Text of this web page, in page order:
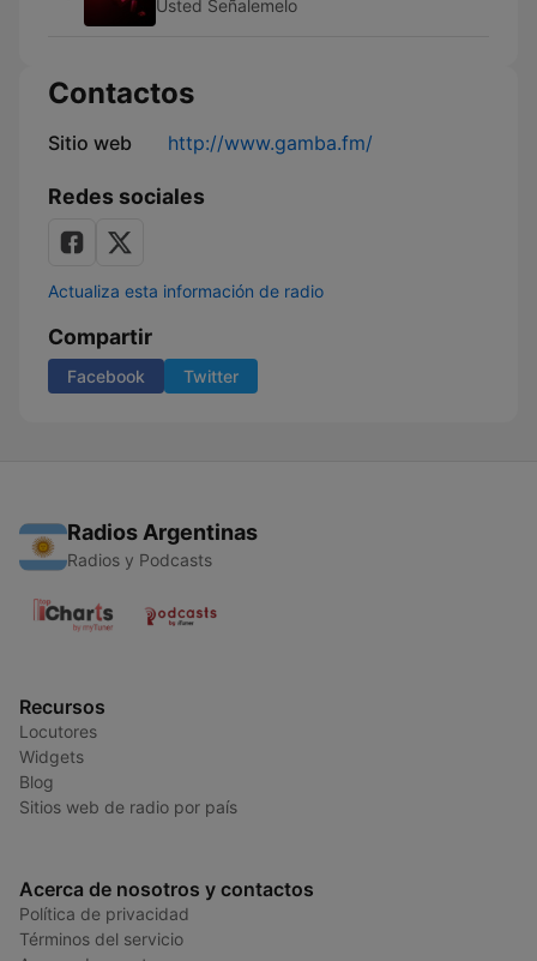
Usted Señalemelo
Contactos
Sitio web http://www.gamba.fm/
Redes sociales
Actualiza esta información de radio
Compartir
Facebook Twitter
Radios Argentinas
Radios y Podcasts
Recursos
Locutores
Widgets
Blog
Sitios web de radio por país
Acerca de nosotros y contactos
Política de privacidad
Términos del servicio